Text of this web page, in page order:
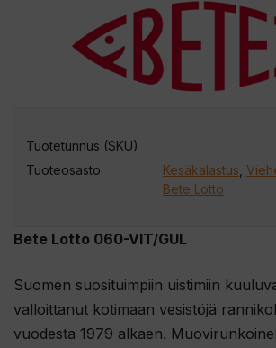
Bete Lotto 060-VIT/GUL
Suomen suosituimpiin uistimiin
valloittanut kotimaan vesistöjä
vuodesta 1979 alkaen.
Tuotetunnus (SKU)
Tuoteosasto
Kesäkalastus,
Bete Lotto